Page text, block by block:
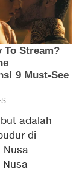
adalah
di
Nusa
Nusa